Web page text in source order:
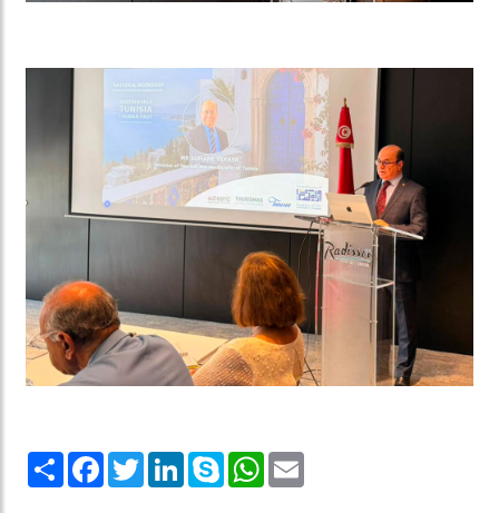
Share Facebook
TwitterLinkedInSkype WhatsApp